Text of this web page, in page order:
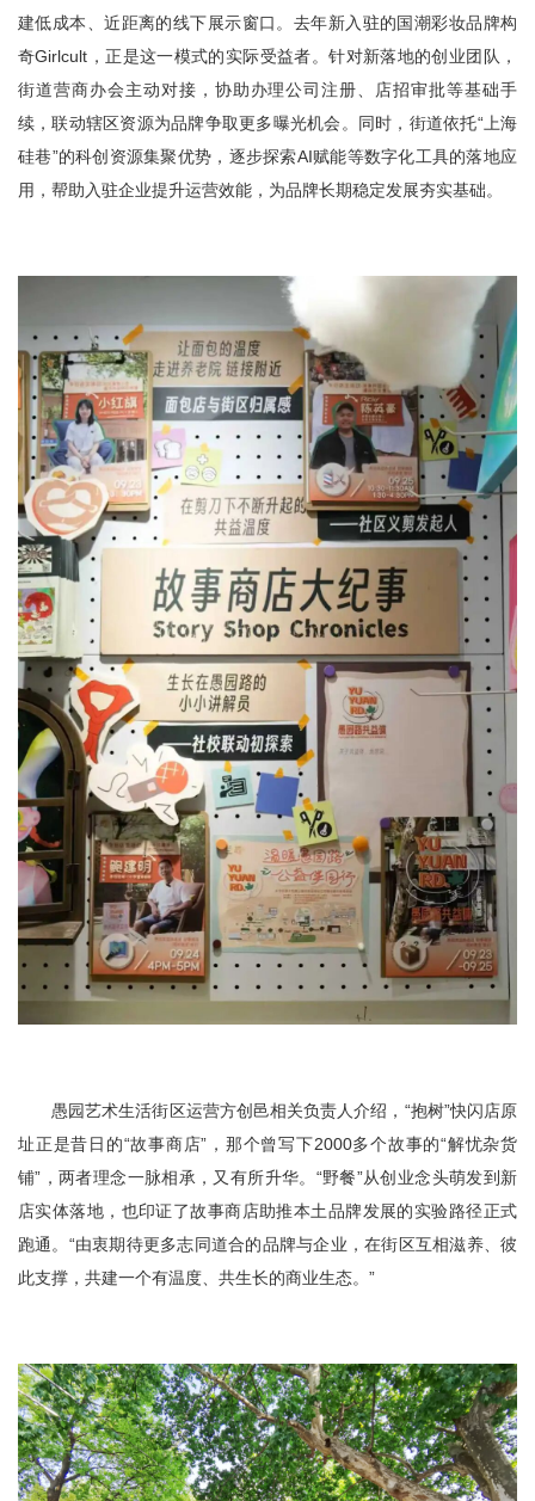
建低成本、近距离的线下展示窗口。去年新入驻的国潮彩妆品牌构
奇Girlcult，正是这一模式的实际受益者。针对新落地的创业团队，
街道营商办会主动对接，协助办理公司注册、店招审批等基础手
续，联动辖区资源为品牌争取更多曝光机会。同时，街道依托“上海
硅巷”的科创资源集聚优势，逐步探索AI赋能等数字化工具的落地应
用，帮助入驻企业提升运营效能，为品牌长期稳定发展夯实基础。
愚园艺术生活街区运营方创邑相关负责人介绍，“抱树”快闪店原
址正是昔日的“故事商店”，那个曾写下2000多个故事的“解忧杂货
铺”，两者理念一脉相承，又有所升华。“野餐”从创业念头萌发到新
店实体落地，也印证了故事商店助推本土品牌发展的实验路径正式
跑通。“由衷期待更多志同道合的品牌与企业，在街区互相滋养、彼
此支撑，共建一个有温度、共生长的商业生态。 ”